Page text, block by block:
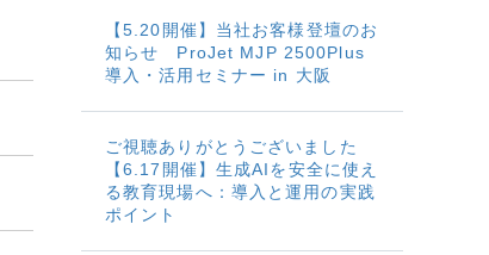
【5.20開催】当社お客様登壇のお
知らせ ProJet MJP 2500Plus
導入・活用セミナー in 大阪
ご視聴ありがとうございました
【6.17開催】生成AIを安全に使え
る教育現場へ：導入と運用の実践
ポイント